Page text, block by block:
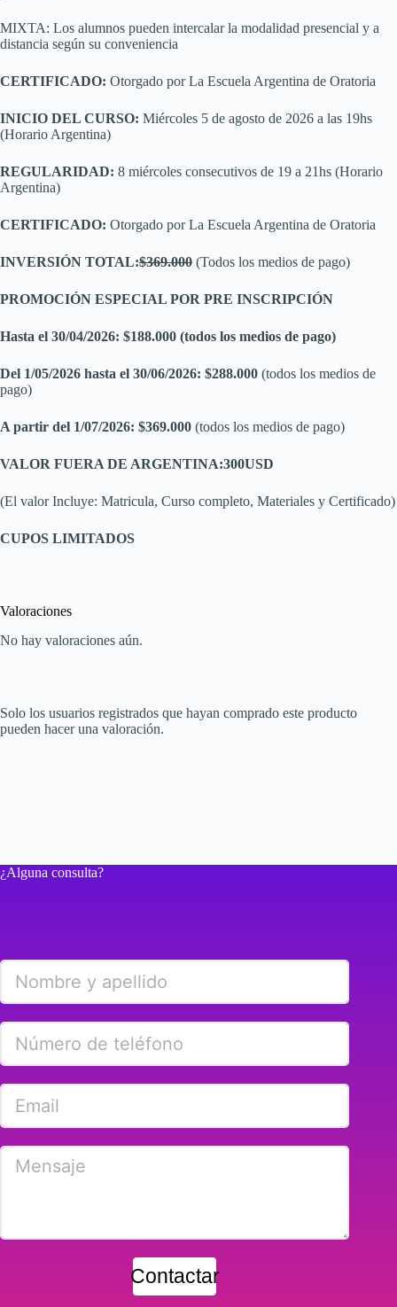
MIXTA: Los alumnos pueden intercalar la modalidad presencial y a
distancia según su conveniencia
CERTIFICADO: Otorgado por La Escuela Argentina de Oratoria
INICIO DEL CURSO: Miércoles 5 de agosto de 2026 a las 19hs
(Horario Argentina)
REGULARIDAD: 8 miércoles consecutivos de 19 a 21hs (Horario
Argentina)
CERTIFICADO: Otorgado por La Escuela Argentina de Oratoria
INVERSIÓN TOTAL:$369.000 (Todos los medios de pago)
PROMOCIÓN ESPECIAL POR PRE INSCRIPCIÓN
Hasta el 30/04/2026: $188.000 (todos los medios de pago)
Del 1/05/2026 hasta el 30/06/2026: $288.000 (todos los medios de
pago)
A partir del 1/07/2026: $369.000 (todos los medios de pago)
VALOR FUERA DE ARGENTINA:300USD
(El valor Incluye: Matricula, Curso completo, Materiales y Certificado)
CUPOS LIMITADOS
Valoraciones
No hay valoraciones aún.
Solo los usuarios registrados que hayan comprado este producto
pueden hacer una valoración.
¿Alguna consulta?
Contactar